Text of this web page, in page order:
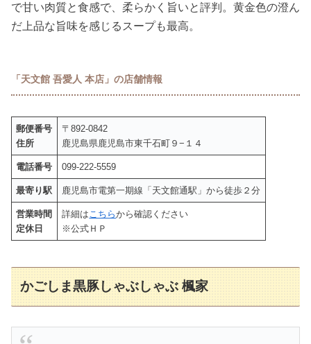
で甘い肉質と食感で、柔らかく旨いと評判。黄金色の澄ん
だ上品な旨味を感じるスープも最高。
「天文館 吾愛人 本店」の店舗情報
郵便番号
住所
〒892-0842
鹿児島県鹿児島市東千石町９−１４
電話番号 099-222-5559
最寄り駅 鹿児島市電第一期線「天文館通駅」から徒歩２分
営業時間
定休日
詳細は こちらから確認ください
※公式ＨＰ
かごしま黒豚しゃぶしゃぶ 楓家